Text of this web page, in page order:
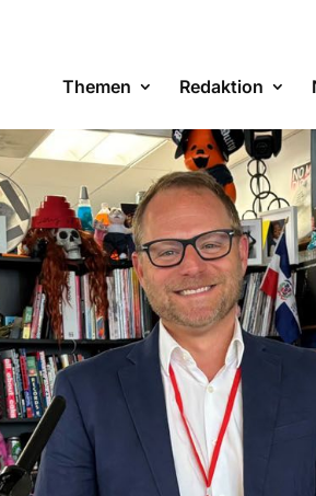
Themen Redaktion